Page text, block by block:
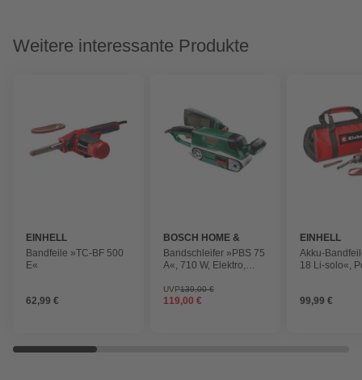
Weitere interessante Produkte
EINHELL
Bandfeile »TC-BF 500
E«
62,99 €
BOSCH HOME &
GARDEN
Bandschleifer »PBS 75
A«, 710 W, Elektro,
350 m/min
UVP139,00 €
119,00 €
EINHELL
Akku-
18 Li-solo«,
99,99 €